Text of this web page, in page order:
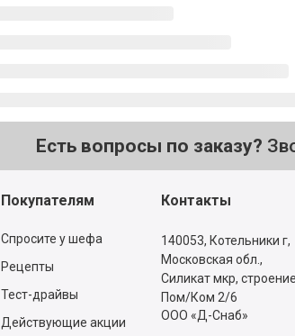
Есть вопросы по заказу?
Покупателям
Спросите у шефа
Рецепты
Тест-драйвы
Действующие акции
Контакты
140053, Котельники г,
Московская обл.,
Силикат мкр,
Пом/Ком 2/6
ООО «Д-Снаб»